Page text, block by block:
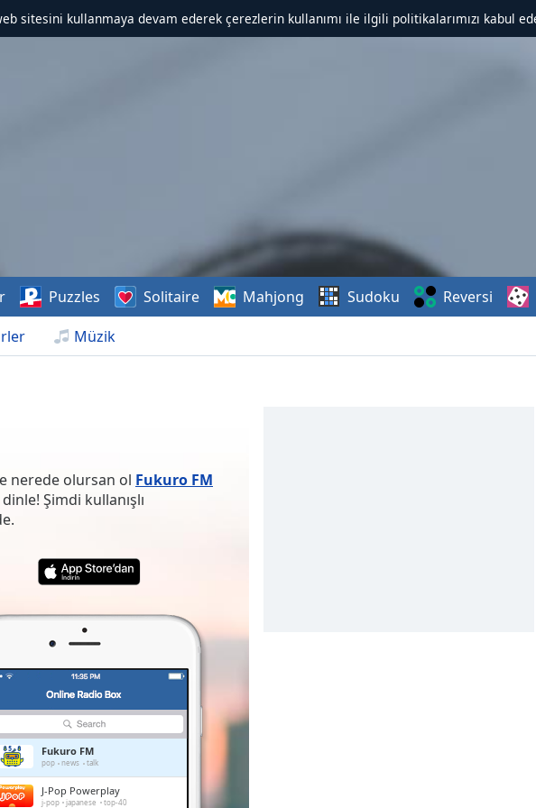
sitesini kullanmaya devam ederek çerezlerin kullanımı ile ilgili politikalarımızı kabul
Müzik
Puzzles Solitaire Mahjong Sudoku Reversi
nerede olursan ol Fukuro FM
Şimdi kullanışlı
Fukuro FM
pop news talk
J-Pop Powerplay
j-pop japanese top-40